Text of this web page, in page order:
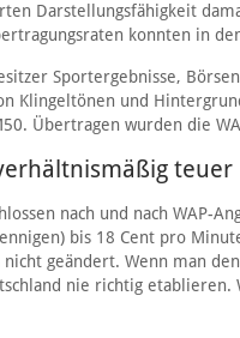
Darstellungsfähigkeit
konnten in
Sportergebnisse,
Klingeltönen und
Übertragen wurden die
teuer
nach und nach WAP-
bis 18 Cent pro
nicht geändert. Wenn man
nie richtig